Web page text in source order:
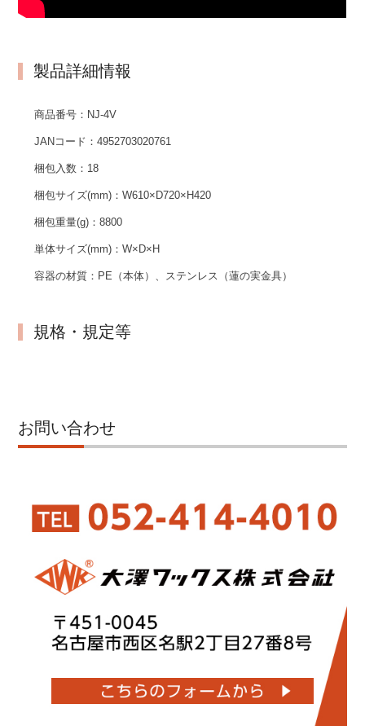
製品詳細情報
商品番号： NJ-4V
JANコード：4952703020761
梱包入数： 18
梱包サイズ(mm)：W610×D720×H420
梱包重量(g)：8800
単体サイズ(mm)：W×D×H
容器の材質： PE（本体）、ステンレス（蓮の実金具）
規格・規定等
お問い合わせ